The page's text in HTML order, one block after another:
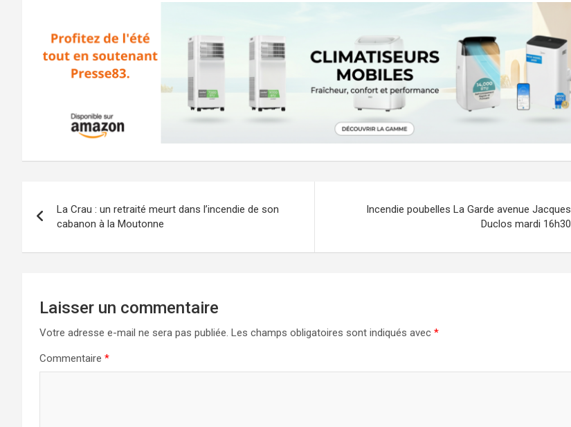
de
l’article
La Crau : un retraité meurt dans l’incendie de son
cabanon à la Moutonne
Incendie poubelles La Garde avenue Jacques
Duclos mardi 16h30
Laisser un commentaire
Votre adresse e-mail ne sera pas publiée. Les champs obligatoires sont indiqués avec *
Commentaire *